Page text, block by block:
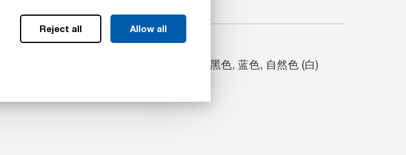
Reject all Allow all
提供的颜色
Ertalyte™ PET-P FG 型材包含以下颜色：黑色, 蓝色, 自然色 (白)